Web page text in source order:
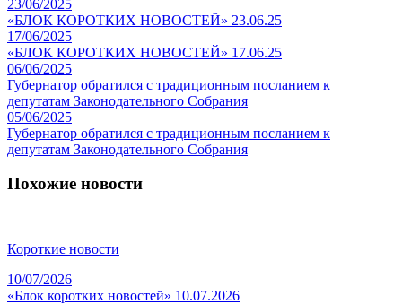
23/06/2025
«БЛОК КОРОТКИХ НОВОСТЕЙ» 23.06.25
17/06/2025
«БЛОК КОРОТКИХ НОВОСТЕЙ» 17.06.25
06/06/2025
Губернатор обратился с традиционным посланием к
депутатам Законодательного Собрания
05/06/2025
Губернатор обратился с традиционным посланием к
депутатам Законодательного Собрания
Похожие новости
Короткие новости
10/07/2026
«Блок коротких новостей» 10.07.2026